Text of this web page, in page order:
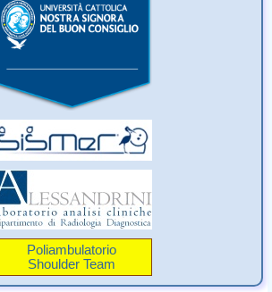
Poliambulatorio
Shoulder Team